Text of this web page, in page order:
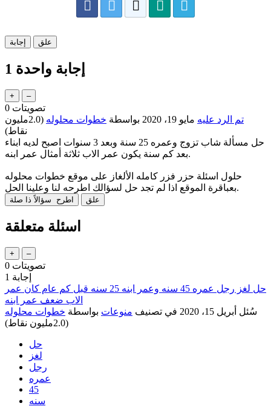
1 إجابة واحدة
0 تصويتات
تم الرد عليه مايو 19، 2020 بواسطة خطوات محلوله (2.0مليون
نقاط)
حل مسألة شاب تزوج وعمره 25 سنة وبعد 3 سنوات اصبح لديه ابناء
بعد كم سنة يكون عمر الاب ثلاثة أمثال عمر ابنه.
حلول اسئلة حزر فزر كامله الألغاز على موقع خطوات محلوله
بعباقرة الموقع اذا لم تجد حل لسؤالك اطرحه لنا وعلينا الحل.
اسئلة متعلقة
0 تصويتات
1 إجابة
حل لغز رجل عمره 45 سنه وعمر ابنه 25 سنه قبل كم عام كان عمر
الاب ضعف عمر ابنه
سُئل أبريل 15، 2020 في تصنيف منوعات بواسطة خطوات محلوله
(2.0مليون نقاط)
حل
لغز
رجل
عمره
45
سنه